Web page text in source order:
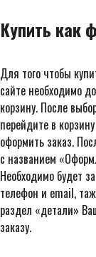
Купить как
Для того чтобы
сайте необходимо
корзину. После
перейдите в
оформить заказ.
с названием
Необходимо будет
телефон и email,
раздел «детали»
заказу.